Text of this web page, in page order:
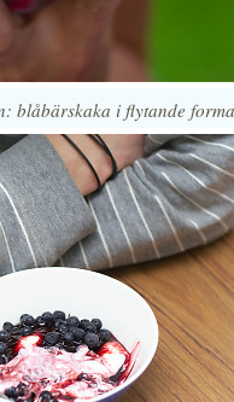
blåbärskaka i flytande